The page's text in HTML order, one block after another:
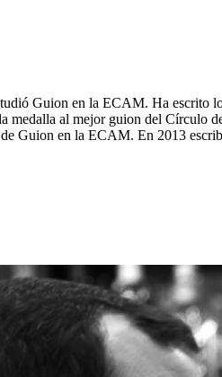
Guion en la ECAM. Ha escrito
medalla al mejor guion del Círculo
Guion en la ECAM. En 2013